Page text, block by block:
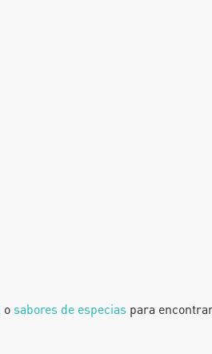
o sabores de especias para